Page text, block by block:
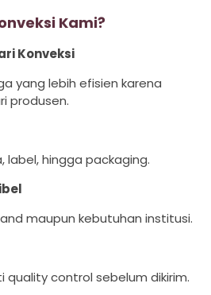
Kami?
Konveksi
yang lebih efisien karena
produsen.
label, hingga packaging.
maupun kebutuhan institusi.
quality control sebelum dikirim.